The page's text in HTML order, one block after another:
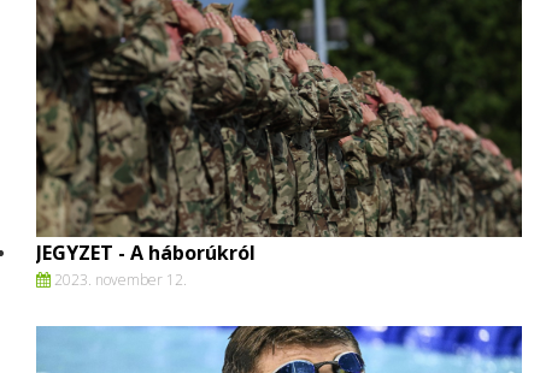
JEGYZET - A háborúkról
2023. november 12.